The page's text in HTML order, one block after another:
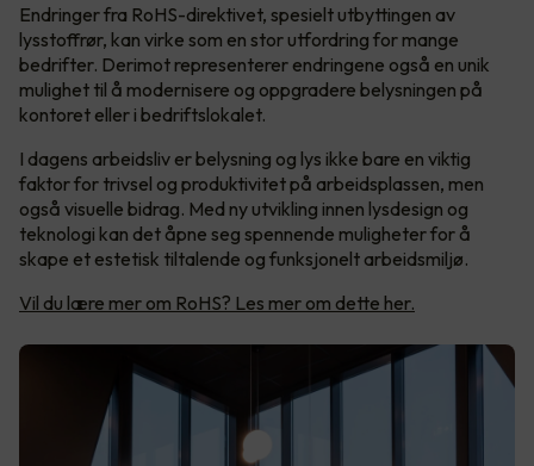
Endringer fra RoHS-direktivet, spesielt utbyttingen av
lysstoffrør, kan virke som en stor utfordring for mange
bedrifter. Derimot representerer endringene også en unik
mulighet til å modernisere og oppgradere belysningen på
kontoret eller i bedriftslokalet.
I dagens arbeidsliv er belysning og lys ikke bare en viktig
faktor for trivsel og produktivitet på arbeidsplassen, men
også visuelle bidrag. Med ny utvikling innen lysdesign og
teknologi kan det åpne seg spennende muligheter for å
skape et estetisk tiltalende og funksjonelt arbeidsmiljø.
Vil du lære mer om RoHS? Les mer om dette her.